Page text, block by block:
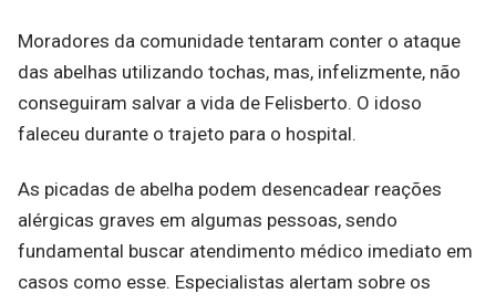
Moradores da comunidade tentaram conter o ataque
das abelhas utilizando tochas, mas, infelizmente, não
conseguiram salvar a vida de Felisberto. O idoso
faleceu durante o trajeto para o hospital.
As picadas de abelha podem desencadear reações
alérgicas graves em algumas pessoas, sendo
fundamental buscar atendimento médico imediato em
casos como esse. Especialistas alertam sobre os